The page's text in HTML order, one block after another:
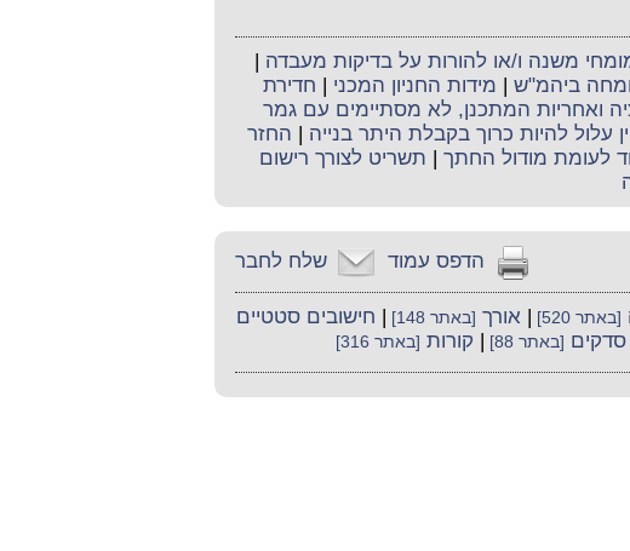
משנה ו/או להורות על בדיקות מעבדה |
ביהמ"ש | מידות החניון המכני | חדירת
ואחריות המתכנן, לא מסתיימים עם גמר
עלול להיות כרוך בקבלת היתר בנייה | החזר
לעומת מודול החתך | תשריט לצורך רישום
שלח לחבר הדפס עמוד
[באתר 520] | אורך [באתר 148] | חישובים סטטיים
סדקים [באתר 88] | קורות [באתר 316]